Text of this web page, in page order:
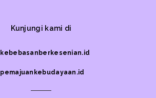
Kunjungi kami di
kebebasanberkesenian.id
pemajuankebudayaan.id